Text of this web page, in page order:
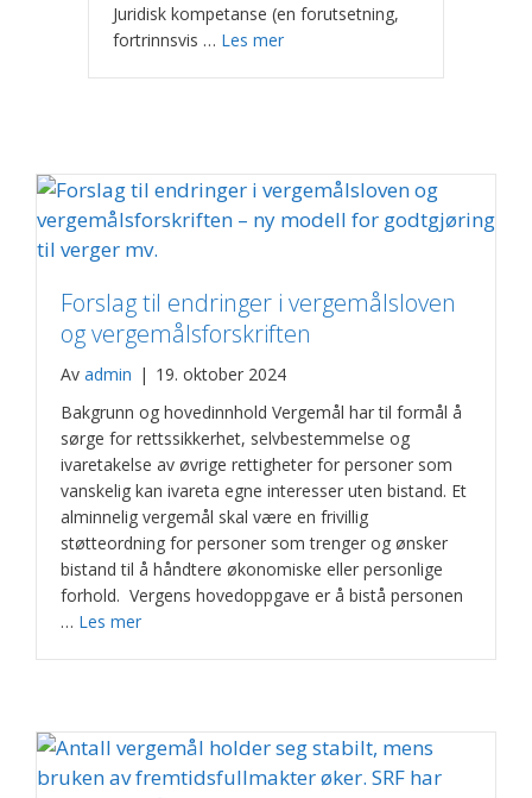
Juridisk kompetanse (en forutsetning,
fortrinnsvis … Les mer
Forslag til endringer i vergemålsloven
og vergemålsforskriften
Av admin | 19. oktober 2024
Bakgrunn og hovedinnhold Vergemål har til formål å
sørge for rettssikkerhet, selvbestemmelse og
ivaretakelse av øvrige rettigheter for personer som
vanskelig kan ivareta egne interesser uten bistand. Et
alminnelig vergemål skal være en frivillig
støtteordning for personer som trenger og ønsker
bistand til å håndtere økonomiske eller personlige
forhold. Vergens hovedoppgave er å bistå personen
… Les mer